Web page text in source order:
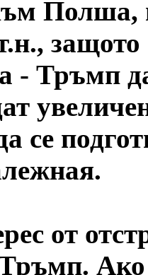
Полша,
- Тръмп
се
от